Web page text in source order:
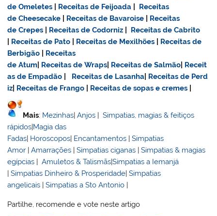
de Omeletes
Receitas de Feijoada
Receitas
de Cheesecake
Receitas de Bavaroise
Receitas
de Crepes
Receitas de Codorniz
Receitas de Cabrito
Receitas de Pato Receitas de Mexilhões
Receitas de
Berbigão
Receitas
de Atum Receitas de Wraps Receitas de Salmão Receit
as de Empadão
Receitas de Lasanha Receitas de Perd
iz Receitas de Frango Receitas de sopas e cremes
Mais: Mezinhas |Anjos |Simpatias, magias & feitiços
rápidos Magia das
Fadas Horoscopos Encantamentos |Simpatias
Amor |Amarrações |Simpatias ciganas |Simpatias & magias
egípcias |Amuletos & Talismãs|Simpatias a Iemanjá
|Simpatias Dinheiro & Prosperidade |Simpatias
angelicais |Simpatias a Sto Antonio
Partilhe, recomende e vote neste artigo